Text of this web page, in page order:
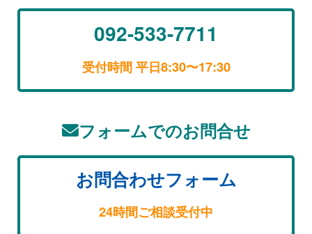
092-533-7711
受付時間 平日8:30〜17:30
フォームでのお問合せ
お問合わせフォーム
24時間ご相談受付中